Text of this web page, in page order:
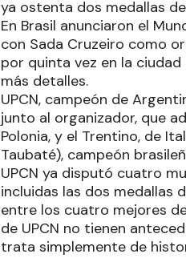
ya ostenta dos medallas
En Brasil anunciaron el
con Sada Cruzeiro como
por quinta vez en la
más detalles.
UPCN, campeón de
junto al organizador, que
Polonia, y el Trentino, de
Taubaté), campeón
UPCN ya disputó cuatro
incluidas las dos medallas
entre los cuatro mejores
de UPCN no tienen
trata simplemente de